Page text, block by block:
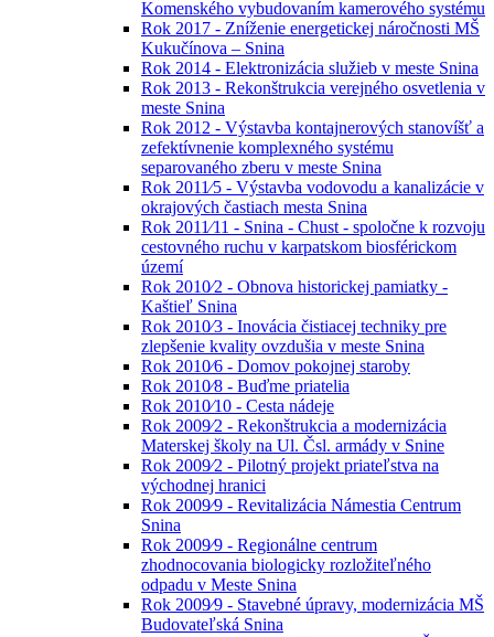
Komenského vybudovaním kamerového systému
Rok 2017 - Zníženie energetickej náročnosti MŠ
Kukučínova – Snina
Rok 2014 - Elektronizácia služieb v meste Snina
Rok 2013 - Rekonštrukcia verejného osvetlenia v
meste Snina
Rok 2012 - Výstavba kontajnerových stanovíšť a
zefektívnenie komplexného systému
separovaného zberu v meste Snina
Rok 2011⁄5 - Výstavba vodovodu a kanalizácie v
okrajových častiach mesta Snina
Rok 2011⁄11 - Snina - Chust - spoločne k rozvoju
cestovného ruchu v karpatskom biosférickom
území
Rok 2010⁄2 - Obnova historickej pamiatky -
Kaštieľ Snina
Rok 2010⁄3 - Inovácia čistiacej techniky pre
zlepšenie kvality ovzdušia v meste Snina
Rok 2010⁄6 - Domov pokojnej staroby
Rok 2010⁄8 - Buďme priatelia
Rok 2010⁄10 - Cesta nádeje
Rok 2009⁄2 - Rekonštrukcia a modernizácia
Materskej školy na Ul. Čsl. armády v Snine
Rok 2009⁄2 - Pilotný projekt priateľstva na
východnej hranici
Rok 2009⁄9 - Revitalizácia Námestia Centrum
Snina
Rok 2009⁄9 - Regionálne centrum
zhodnocovania biologicky rozložiteľného
odpadu v Meste Snina
Rok 2009⁄9 - Stavebné úpravy, modernizácia MŠ
Budovateľská Snina